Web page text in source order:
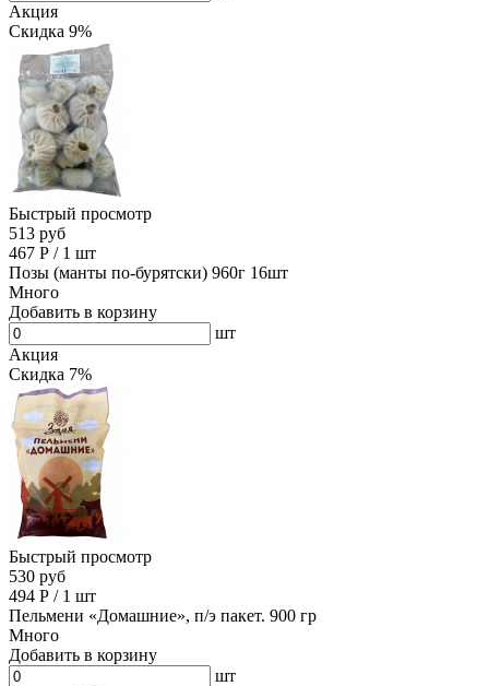
Акция
Скидка 9%
Быстрый просмотр
513 руб
467 Р / 1 шт
Позы (манты по-бурятски) 960г 16шт
Много
Добавить в корзину
шт
Акция
Скидка 7%
Быстрый просмотр
530 руб
494 Р / 1 шт
Пельмени «Домашние», п/э пакет. 900 гр
Много
Добавить в корзину
шт